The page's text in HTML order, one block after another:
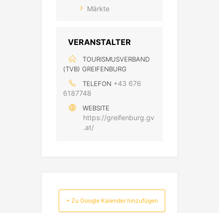
Märkte
VERANSTALTER
TOURISMUSVERBAND
(TVB) GREIFENBURG
TELEFON +43 676
6187748
WEBSITE
https://greifenburg.gv
.at/
+ Zu Google Kalender hinzufügen